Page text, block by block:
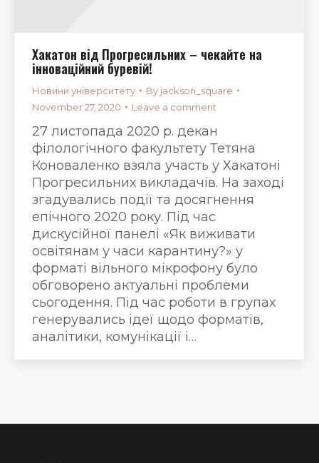
Хакатон від Прогресильних – чекайте на
інноваційний буревій!
Новини університету By jackson_square
November 27, 2020
Leave a comment
27 листопада 2020 р. декан
філологічного факультету Тетяна
Коноваленко взяла участь у Хакатоні
Прогресильних викладачів. На заході
згадувались події та досягнення
епічного 2020 року. Під час
дискусійної панелі «Як виживати
освітянам у часи карантину?» у
форматі вільного мікрофону було
обговорено актуальні проблеми
сьогодення. Під час роботи в групах
генерувались ідеї щодо форматів,
аналітики, комунікації і…